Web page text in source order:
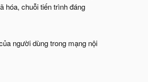
hóa, chuỗi tiến trình đáng
người dùng trong mạng nội